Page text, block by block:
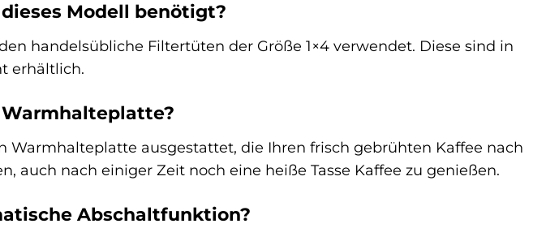
Modell benötigt?
handelsübliche Filtertüten der Größe 1×4 verwendet. Diese sind in
erhältlich.
Warmhalteplatte ausgestattet, die Ihren frisch gebrühten Kaffee nach
auch nach einiger Zeit noch eine heiße Tasse Kaffee zu genießen.
Abschaltfunktion?